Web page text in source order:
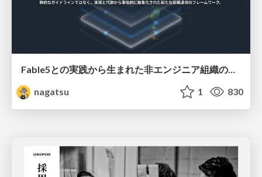
Fable5との実践から生まれた非エンジニア組織のループエンジニアリング
nagatsu
1 830